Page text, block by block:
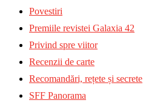
Povestiri
Premiile revistei Galaxia 42
Privind spre viitor
Recenzii de carte
Recomandări, rețete și secrete
SFF Panorama